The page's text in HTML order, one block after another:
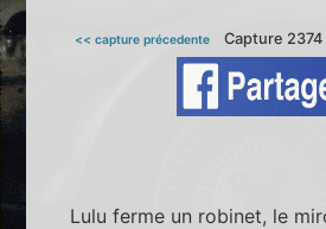
<< capture précedente Capture
Lulu ferme un robinet, le